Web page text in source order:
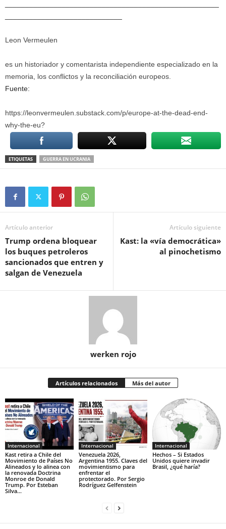
Leon Vermeulen
es un historiador y comentarista independiente especializado en la
memoria, los conflictos y la reconciliación europeos.
Fuente:
https://leonvermeulen.substack.com/p/europe-at-the-dead-end-
why-the-eu?
ETIQUETAS GUERRA EN UCRANIA
Artículo anterior
Trump ordena bloquear
los buques petroleros
sancionados que entren y
salgan de Venezuela
Artículo siguiente
Kast: la «vía democrática»
al pinochetismo
werken rojo
Artículos relacionados Más del autor
Internacional
Kast retira a Chile del
Movimiento de Países No
Alineados y lo alinea con
la renovada Doctrina
Monroe de Donald
Trump. Por Esteban
Silva...
Internacional
Venezuela 2026,
Argentina 1955. Claves del
movimientismo para
enfrentar el
protectorado. Por Sergio
Rodríguez Gelfenstein
Internacional
Hechos – Si Estados
Unidos quiere invadir
Brasil, ¿qué haría?